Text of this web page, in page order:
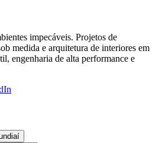
impecáveis. Projetos de
medida e arquitetura de interiores em
engenharia de alta performance e